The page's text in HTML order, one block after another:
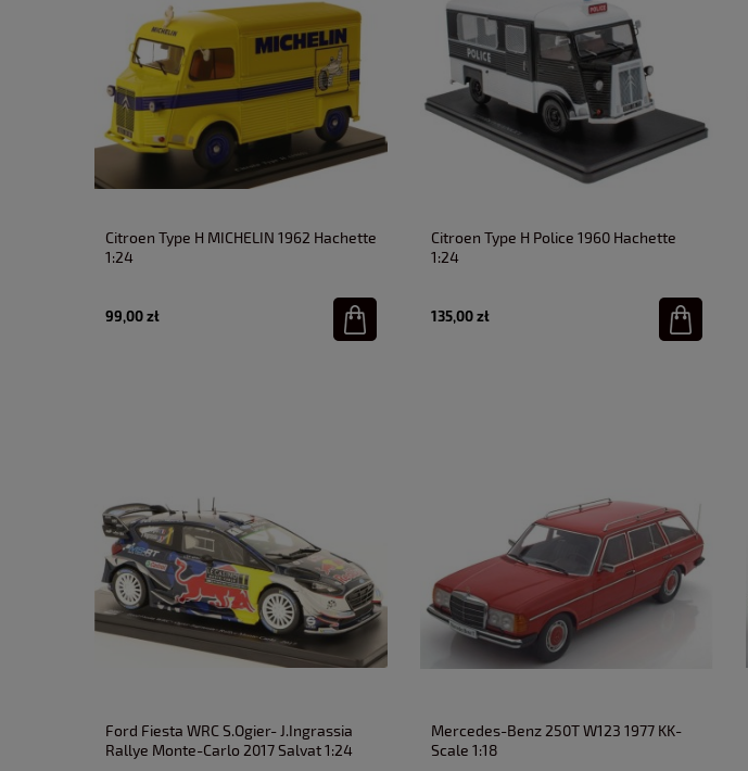
Citroen Type H MICHELIN 1962 Hachette
1:24
99,00 zł
Citroen Type H Police 1960 Hachette
1:24
135,00 zł
Ford Fiesta WRC S.Ogier- J.Ingrassia
Rallye Monte-Carlo 2017 Salvat 1:24
Mercedes-Benz 250T W123 1977 KK-
Scale 1:18